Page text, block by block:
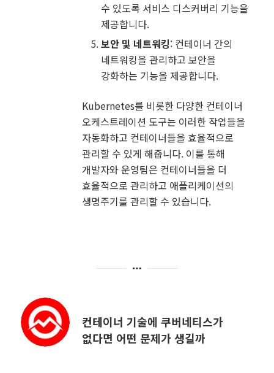
수 있도록 서비스 디스커버리 기능을
제공합니다.
보안 및 네트워킹: 컨테이너 간의
네트워킹을 관리하고 보안을
강화하는 기능을 제공합니다.
Kubernetes를 비롯한 다양한 컨테이너
오케스트레이션 도구는 이러한 작업들을
자동화하고 컨테이너들을 효율적으로
관리할 수 있게 해줍니다. 이를 통해
개발자와 운영팀은 컨테이너들을 더
효율적으로 관리하고 애플리케이션의
생명주기를 관리할 수 있습니다.
컨테이너 기술에 쿠버네티스가
없다면 어떤 문제가 생길까